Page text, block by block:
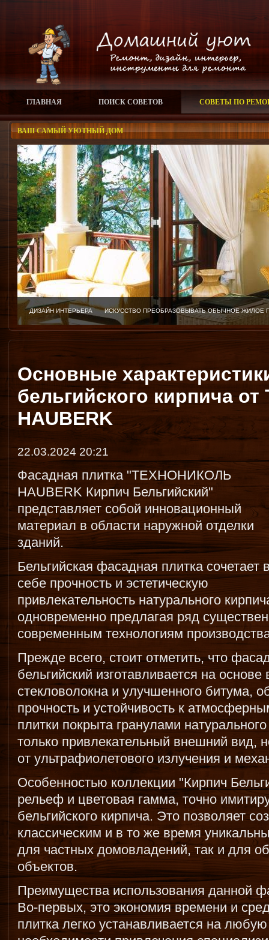
ГЛАВНАЯ ПОИСК СОВЕТОВ СОВЕТЫ ПО
ВАШ САМЫЙ УЮТНЫЙ ДОМ
ДИЗАЙН ИНТЕРЬЕРА ИСКУССТВО ПРЕОБРАЗОВЫВАТЬ ОБЫЧНОЕ
Основные
бельгийского кирпича
HAUBERK
22.03.2024 20:21
Фасадная плитка "ТЕХНОНИКОЛЬ
HAUBERK Кирпич Бельгийский"
представляет собой инновационный
материал в области наружной отделки
зданий.
Бельгийская фасадная плитка сочетает
себе прочность и эстетическую
привлекательность натурального
одновременно предлагая ряд
современным технологиям
Прежде всего, стоит отметить, что
бельгийский изготавливается на основе
стекловолокна и улучшенного битума,
прочность и устойчивость к
плитки покрыта гранулами
только привлекательный внешний вид,
от ультрафиолетового излучения и
Особенностью коллекции "Кирпич
рельеф и цветовая гамма, точно
бельгийского кирпича. Это позволяет
классическим и в то же время
для частных домовладений, так и для
объектов.
Преимущества использования данной
Во-первых, это экономия времени и
плитка легко устанавливается на